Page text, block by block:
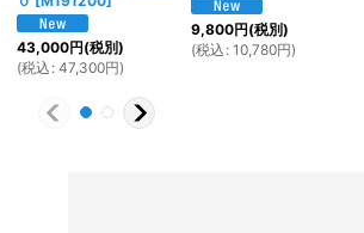
43,000円(税別)
(税込 : 47,300円)
9,800円(税別)
(税込 : 10,780円)